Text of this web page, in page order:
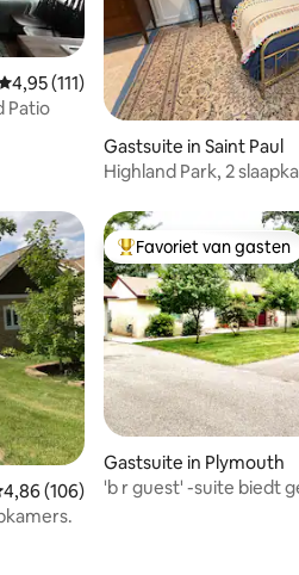
beoordeling van 4,95 op
4,95 (111)
Patio
Gastsuite in Saint Paul
Highland Park, 2 slaapkamers
beoordeling van 4,86 op
4,86 (106)
Topfavoriet van gasten
Favoriet van gasten
Gastsuite in Plymouth
'b r guest' -suite biedt